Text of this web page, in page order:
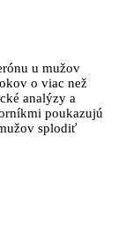
akadémie
Agenti
v službách
Kotlárovi
po COVID
u mužov
o viac než
analýzy a
poukazujú
splodiť